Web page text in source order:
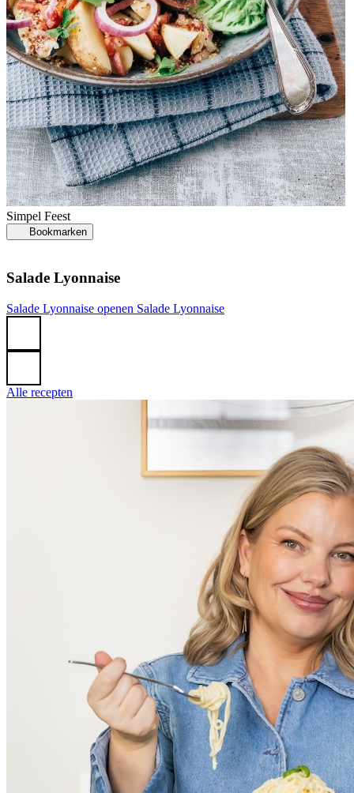
Simpel Feest
Bookmarken
Salade Lyonnaise
Salade Lyonnaise openen Salade Lyonnaise
Alle recepten